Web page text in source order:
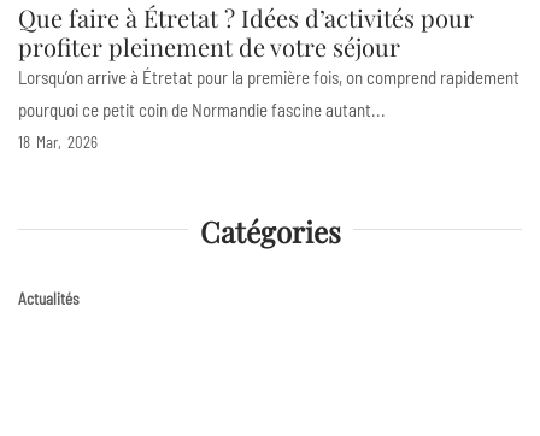
Que faire à Étretat ? Idées d’activités pour
profiter pleinement de votre séjour
Lorsqu’on arrive à Étretat pour la première fois, on comprend rapidement
pourquoi ce petit coin de Normandie fascine autant...
18 Mar 2026
Catégories
Actualités